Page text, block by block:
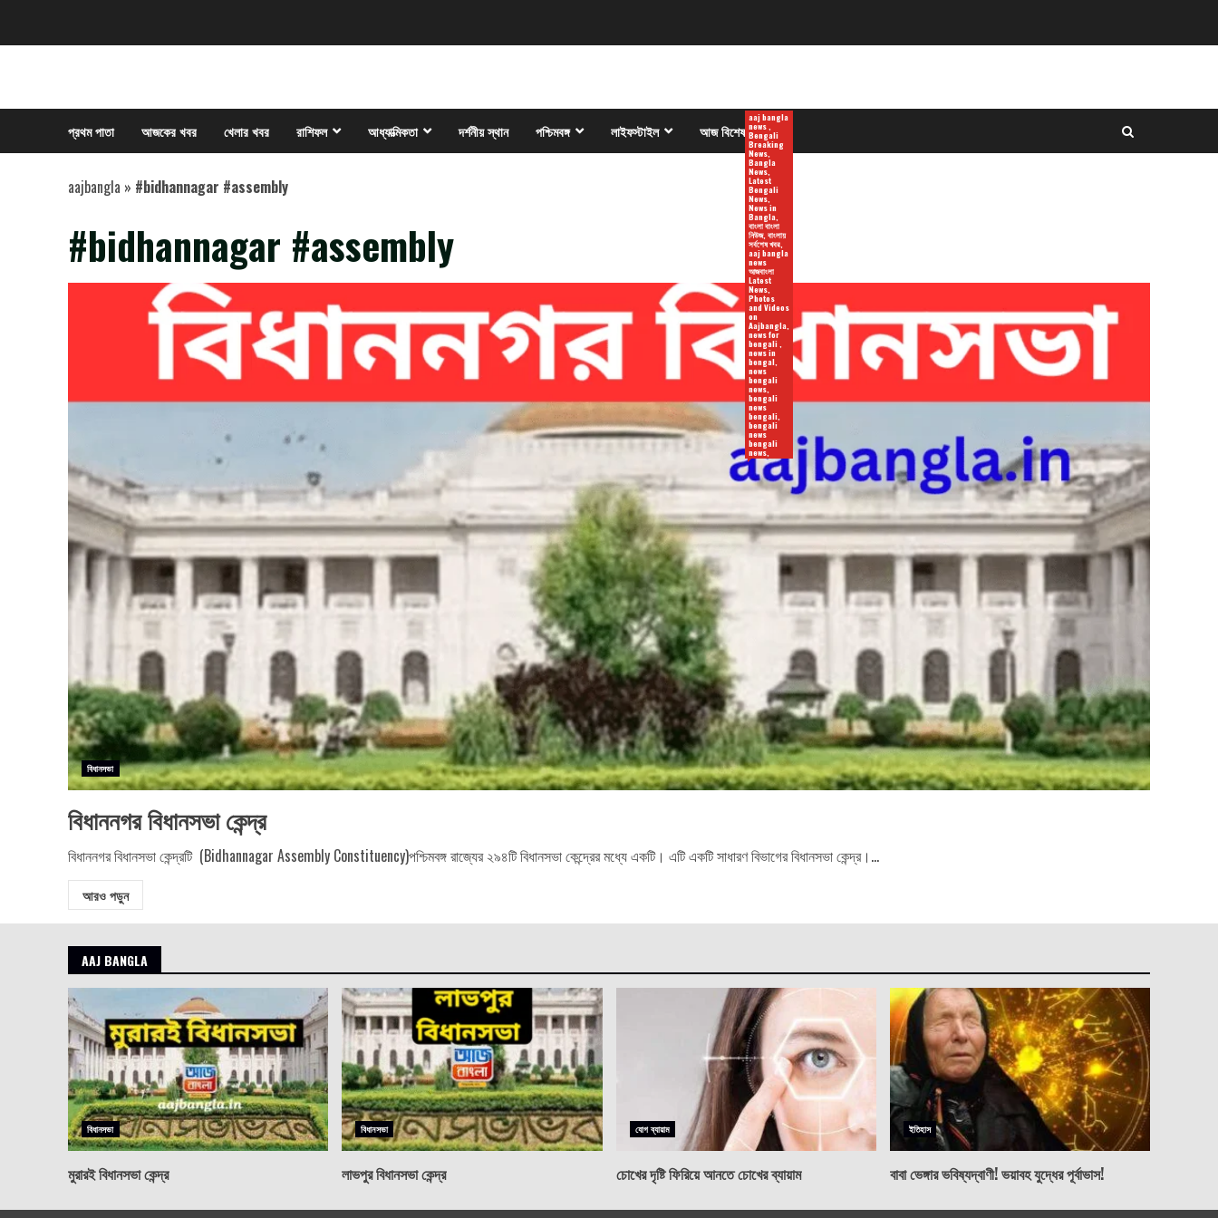
প্রথম পাতা আজকের খবর খেলার খবর রাশিফল আধ্যাত্মিকতা দর্শনীয় স্থান পশ্চিমবঙ্গ লাইফস্টাইল আজ বিশেষ
aaj bangla
news ,
Bengali
Breaking
News,
Bangla
News,
Latest
Bengali
News,
News in
Bangla,
বাংলা বাংলা
নিউজ, বাংলায়
সর্বশেষ খবর,
aaj bangla
news
আজবাংলা
Latest
News,
Photos
and Videos
on
Aajbangla,
news for
bengali ,
news in
bengal,
news
bengali
news,
bengali
news
bengali,
bengali
news
bengali
news,
aajbangla » #bidhannagar #assembly
#bidhannagar #assembly
বিধানসভা
বিধাননগর বিধানসভা কেন্দ্র
বিধাননগর বিধানসভা কেন্দ্রটি (Bidhannagar Assembly Constituency)পশ্চিমবঙ্গ রাজ্যের ২৯৪টি বিধানসভা কেন্দ্রের মধ্যে একটি। এটি একটি সাধারণ বিভাগের বিধানসভা কেন্দ্র।...
আরও পড়ুন
AAJ BANGLA
বিধানসভা
মুরারই বিধানসভা কেন্দ্র
বিধানসভা
লাভপুর বিধানসভা কেন্দ্র
যোগ ব্যায়াম
চোখের দৃষ্টি ফিরিয়ে আনতে চোখের ব্যায়াম
ইতিহাস
বাবা ভেঙ্গার ভবিষ্যদ্বাণী! ভয়াবহ যুদ্ধের পূর্বাভাস!